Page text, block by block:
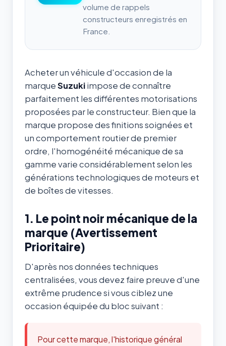
volume de rappels
constructeurs enregistrés en
France.
Acheter un véhicule d'occasion de la
marqueSuzukiimpose de connaître
parfaitement les différentes motorisations
proposées par le constructeur. Bien que la
marque propose des finitions soignées et
un comportement routier de premier
ordre, l'homogénéité mécanique de sa
gamme varie considérablement selon les
générations technologiques de moteurs et
de boîtes de vitesses.
1. Le point noir mécanique de la
marque (Avertissement
Prioritaire)
D'après nos données techniques
centralisées, vous devez faire preuve d'une
extrême prudence si vous ciblez une
occasion équipée du bloc suivant :
Pour cette marque, l'historique général